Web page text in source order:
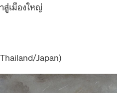
สู่เมืองใหญ่
Japan)